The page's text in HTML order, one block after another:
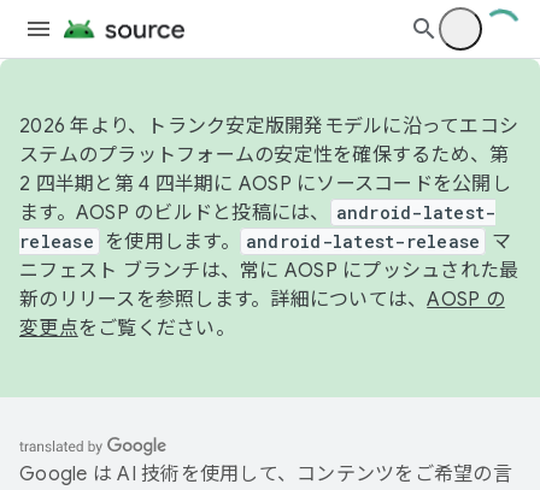
2026 年より、トランク安定版開発モデルに沿ってエコシ
ステムのプラットフォームの安定性を確保するため、第
2 四半期と第 4 四半期に AOSP にソースコードを公開し
ます。AOSP のビルドと投稿には、
android-latest-
release
を使用します。 android-latest-release
マ
ニフェスト ブランチは、常に AOSP にプッシュされた最
新のリリースを参照します。詳細については、AOSP の
変更点をご覧ください。
Google は AI 技術を使用して、コンテンツをご希望の言